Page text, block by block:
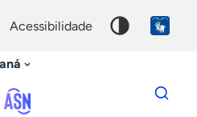
acessibilidade
Dados
para